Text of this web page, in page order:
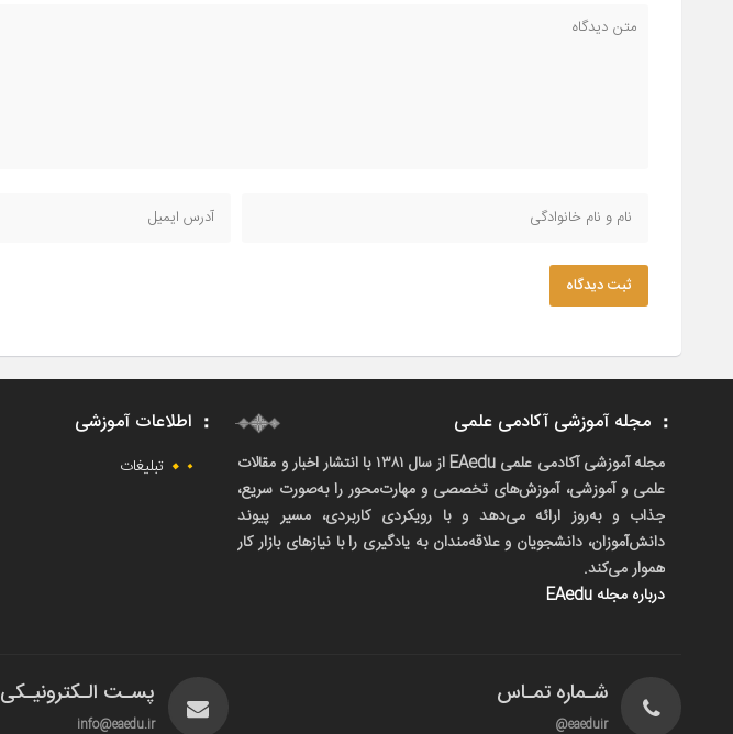
ثبت دیدگاه
مجله آموزشی آکادمی علمی
مجله آموزشی آکادمی علمی EAedu از سال ۱۳۸۱ با انتشار اخبار و مقالات
علمی و آموزشی، آموزش‌های تخصصی و مهارت‌محور را به‌صورت سریع،
جذاب و به‌روز ارائه می‌دهد و با رویکردی کاربردی، مسیر پیوند
دانش‌آموزان، دانشجویان و علاقه‌مندان به یادگیری را با نیازهای بازار کار
هموار می‌کند.
درباره مجله EAedu
اطلاعات آموزشی
تبلیغات
شـماره تمـاس
eaeduir@
پسـت الـکترونیـکی
info@eaedu.ir